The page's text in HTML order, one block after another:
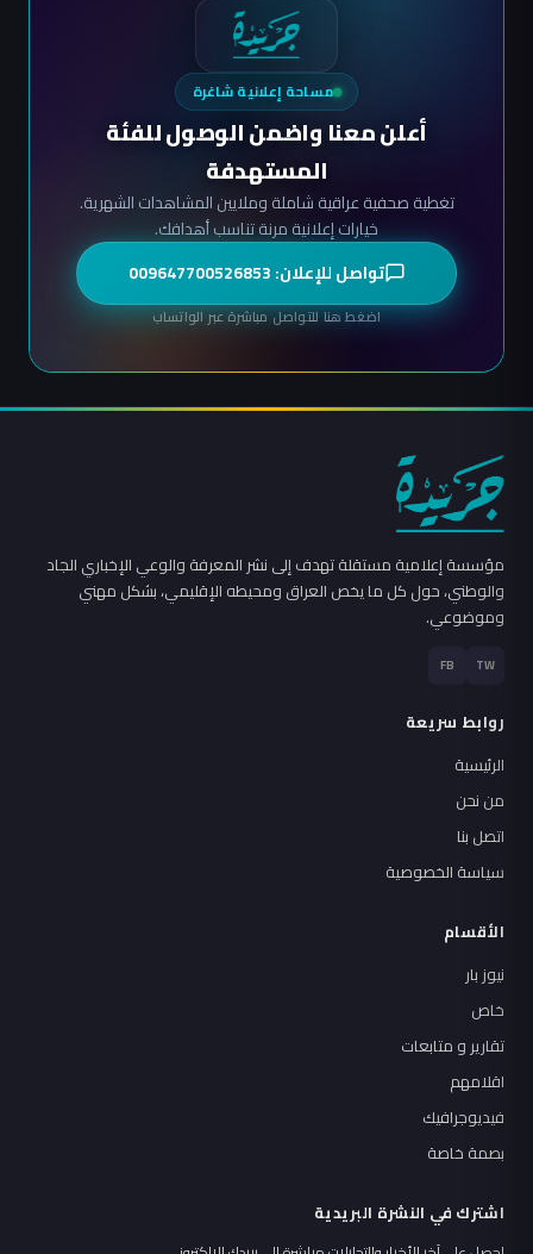
مساحة إعلانية شاغرة
أعلن معنا واضمن الوصول للفئة
المستهدفة
تغطية صحفية عراقية شاملة وملايين المشاهدات الشهرية.
خيارات إعلانية مرنة تناسب أهدافك.
تواصل للإعلان: 009647700526853
اضغط هنا للتواصل مباشرة عبر الواتساب
مؤسسة إعلامية مستقلة تهدف إلى نشر المعرفة والوعي الإخباري الجاد
والوطني، حول كل ما يخص العراق ومحيطه الإقليمي، بشكل مهني
وموضوعي.
TW
FB
روابط سريعة
الرئيسية
من نحن
اتصل بنا
سياسة الخصوصية
الأقسام
نيوز بار
خاص
تقارير و متابعات
اقلامهم
فيديوجرافيك
بصمة خاصة
اشترك في النشرة البريدية